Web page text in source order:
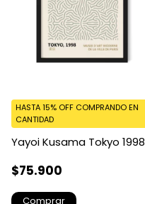
Yayoi Kusama Tokyo 1998
$75.900
HASTA 15% OFF COMPRANDO EN
CANTIDAD
Comprar